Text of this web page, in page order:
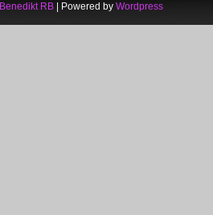
Benedikt RB | Powered by Wordpress